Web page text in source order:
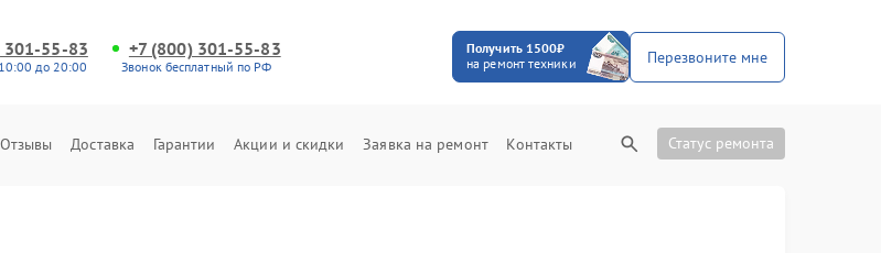
301-55-83
до 20:00
+7 (800) 301-55-83
Звонок бесплатный по РФ
Получить 1500₽
на ремонт техники
Перезвоните мне
Отзывы Доставка Гарантии Акции и скидки Заявка на ремонт Контакты Статус ремонта